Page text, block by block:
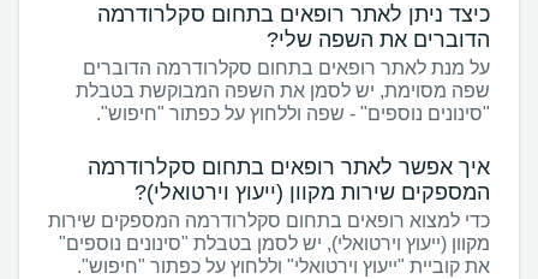
כיצד ניתן לאתר רופאים בתחום סקלרודרמה
הדוברים את השפה שלי?
על מנת לאתר רופאים בתחום סקלרודרמה הדוברים
שפה מסוימת, יש לסמן את השפה המבוקשת בטבלת
"סינונים נוספים" - שפה וללחוץ על כפתור "חיפוש".
איך אפשר לאתר רופאים בתחום סקלרודרמה
המספקים שירות מקוון (ייעוץ וירטואלי)?
כדי למצוא רופאים בתחום סקלרודרמה המספקים שירות
מקוון (ייעוץ וירטואלי), יש לסמן בטבלת "סינונים נוספים"
את קוביית "ייעוץ וירטואלי" וללחוץ על כפתור "חיפוש".